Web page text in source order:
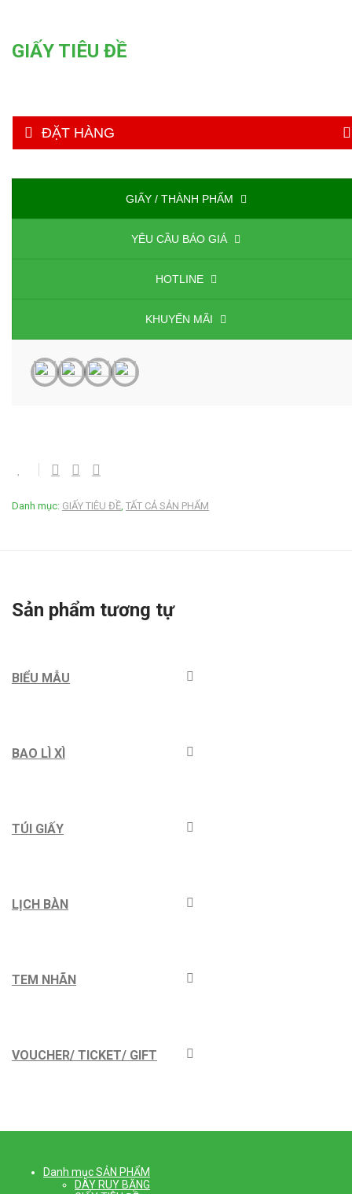
GIẤY TIÊU ĐỀ
ĐẶT HÀNG
GIẤY / THÀNH PHẨM
YÊU CẦU BÁO GIÁ
HOTLINE
KHUYẾN MÃI
Danh mục: GIẤY TIÊU ĐỀ, TẤT CẢ SẢN PHẨM
Sản phẩm tương tự
BIỂU MẪU
BAO LÌ XÌ
TÚI GIẤY
LỊCH BÀN
TEM NHÃN
VOUCHER/ TICKET/ GIFT
Danh mục SẢN PHẨM
DÂY RUY BĂNG